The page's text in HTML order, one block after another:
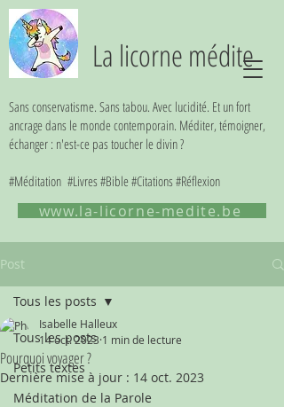
La licorne médite
Sans conservatisme. Sans tabou. Avec lucidité. Et un fort
ancrage dans le monde contemporain. Méditer, témoigner,
échanger : n'est-ce pas toucher le divin ?
#Méditation #Livres #Bible #Citations #Réflexion
www.la-licorne-medite.be
Post
Tous les posts
Petits textes
Méditation de la Parole
Tous les posts
Pourquoi voyager ?
Isabelle Halleux
14 oct. 2023 1 min de lecture
Dernière mise à jour : 14 oct. 2023